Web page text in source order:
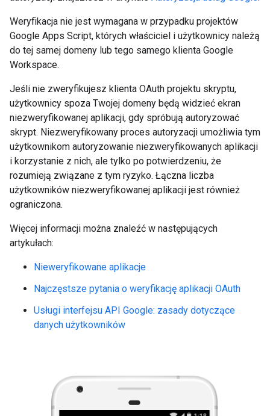
Weryfikacja nie jest wymagana w przypadku projektów
Google Apps Script, których właściciel i użytkownicy należą
do tej samej domeny lub tego samego klienta Google
Workspace.
Jeśli nie zweryfikujesz klienta OAuth projektu skryptu,
użytkownicy spoza Twojej domeny będą widzieć ekran
niezweryfikowanej aplikacji, gdy spróbują autoryzować
skrypt. Niezweryfikowany proces autoryzacji umożliwia tym
użytkownikom autoryzowanie niezweryfikowanych aplikacji
i korzystanie z nich, ale tylko po potwierdzeniu, że
rozumieją związane z tym ryzyko. Łączna liczba
użytkowników niezweryfikowanej aplikacji jest również
ograniczona.
Więcej informacji można znaleźć w następujących
artykułach:
Nieweryfikowane aplikacje
Najczęstsze pytania o weryfikację aplikacji OAuth
Usługi interfejsu API Google: zasady dotyczące
danych użytkowników